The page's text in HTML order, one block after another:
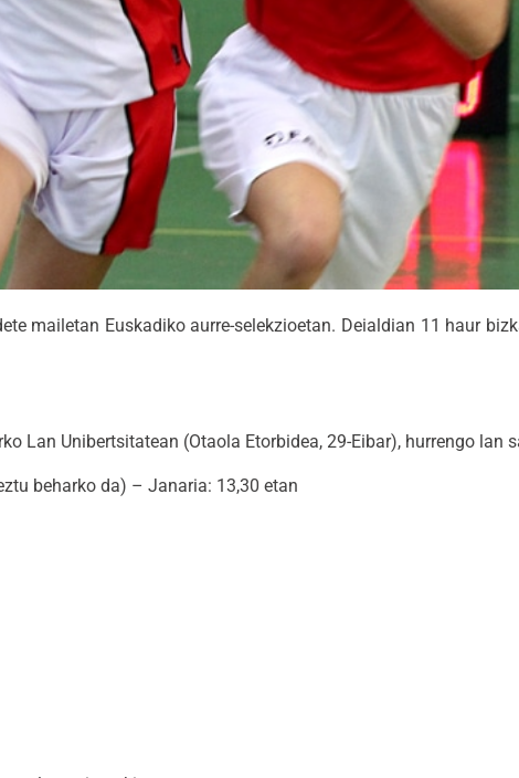
mailetan Euskadiko aurre-selekzioetan. Deialdian 11 haur
Lan Unibertsitatean (Otaola Etorbidea, 29-Eibar), hurrengo lan
beharko da) – Janaria: 13,30 etan